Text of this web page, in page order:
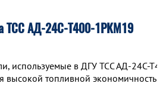
ТСС АД-24С-Т400-1РКМ19
используемые в ДГУ ТСС АД-24С-
топливной экономичностью.